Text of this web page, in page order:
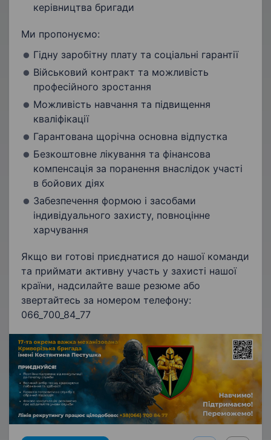
керівництва бригади
Ми пропонуємо:
Гідну заробітну плату та соціальні гарантії
Військовий контракт та можливість
професійного зростання
Можливість навчання та підвищення
кваліфікації
Гарантована щорічна основна відпустка
Безкоштовне лікування та фінансова
компенсація за поранення внаслідок участі
в бойових діях
Забезпечення формою і засобами
індивідуального захисту, повноцінне
харчування
Якщо ви готові приєднатися до нашої команди
та приймати активну участь у захисті нашої
країни, надсилайте ваше резюме або
звертайтесь за номером телефону:
066_700_84_77